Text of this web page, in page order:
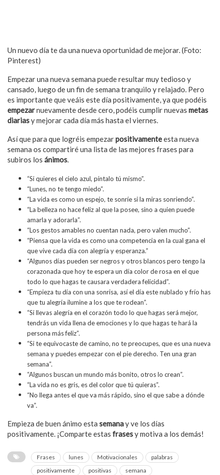
Un nuevo día te da una nueva oportunidad de mejorar. (Foto:
Pinterest)
Empezar una nueva semana puede resultar muy tedioso y
cansado, luego de un fin de semana tranquilo y relajado. Pero
es importante que veáis este día positivamente, ya que podéis
empezarnuevamente desde cero, podéis cumplir nuevas metas
diariasy mejorar cada día más hasta el viernes.
Así que para que logréis empezarpositivamenteesta nueva
semana os compartiré una lista de las mejores frases para
subiros los ánimos.
“Si quieres el cielo azul, píntalo tú mismo”.
“Lunes, no te tengo miedo”.
“La vida es como un espejo, te sonríe si la miras sonriendo”.
“La belleza no hace feliz al que la posee, sino a quien puede
amarla y adorarla”.
“Los gestos amables no cuentan nada, pero valen mucho”.
“Piensa que la vida es como una competencia en la cual gana el
que vive cada día con alegría y esperanza.”
“Algunos días pueden ser negros y otros blancos pero tengo la
corazonada que hoy te espera un día color de rosa en el que
todo lo que hagas te causara verdadera felicidad”.
“Empieza tu día con una sonrisa, así el día este nublado y frío has
que tu alegría ilumine a los que te rodean”.
“Si llevas alegría en el corazón todo lo que hagas será mejor,
tendrás un vida llena de emociones y lo que hagas te hará la
persona más feliz”.
“Si te equivocaste de camino, no te preocupes, que es una nueva
semana y puedes empezar con el pie derecho. Ten una gran
semana”.
“Algunos buscan un mundo más bonito, otros lo crean”.
“La vida no es gris, es del color que tú quieras”.
“No llega antes el que va más rápido, sino el que sabe a dónde
va”.
Empieza de buen ánimo esta semanay ve los días
positivamente. ¡Comparte estas frasesy motiva a los demás!
Frases lunes Motivacionales
palabras
positivamente
positivas semana